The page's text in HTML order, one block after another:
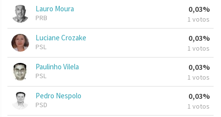
Lauro Moura
PRB
0,03%
1 votos
Luciane Crozake
PSL
0,03%
1 votos
Paulinho Vilela
PSL
0,03%
1 votos
Pedro Nespolo
PSD
0,03%
1 votos